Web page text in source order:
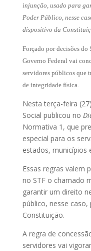
injunção, usado para
Poder Público, nesse
dispositivo da
Forçado por decisões do
Governo Federal vai
servidores públicos que
de integridade física.
Nesta terça-feira
Social publicou no
Normativa 1, que
especial para os
estados, municípios
Essas regras valem
no STF o chamado
garantir um direito
público, nesse
Constituição.
A regra de
servidores vai